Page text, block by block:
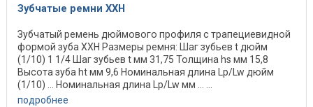
Зубчатые ремни XХН
Зубчатый ремень дюймового профиля с трапециевидной
формой зуба XXH Размеры ремня: Шаг зубьев t дюйм
(1/10) 1 1/4 Шаг зубьев t мм 31,75 Толщина hs мм 15,8
Высота зуба ht мм 9,6 Номинальная длина Lp/Lw дюйм
(1/10) ... Номинальная длина Lp/Lw мм ... ...
подробнее